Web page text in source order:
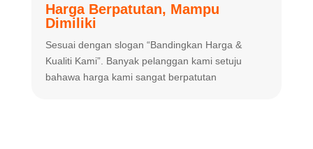
Harga Berpatutan, Mampu
Dimiliki
Sesuai dengan slogan “Bandingkan Harga &
Kualiti Kami”. Banyak pelanggan kami setuju
bahawa harga kami sangat berpatutan